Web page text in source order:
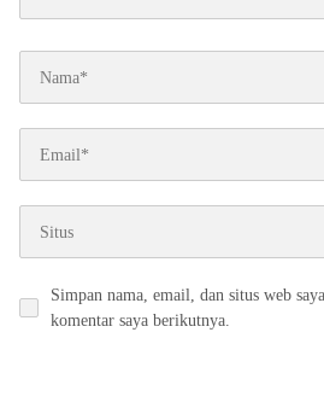
Simpan nama, email, dan situs web
komentar saya berikutnya.